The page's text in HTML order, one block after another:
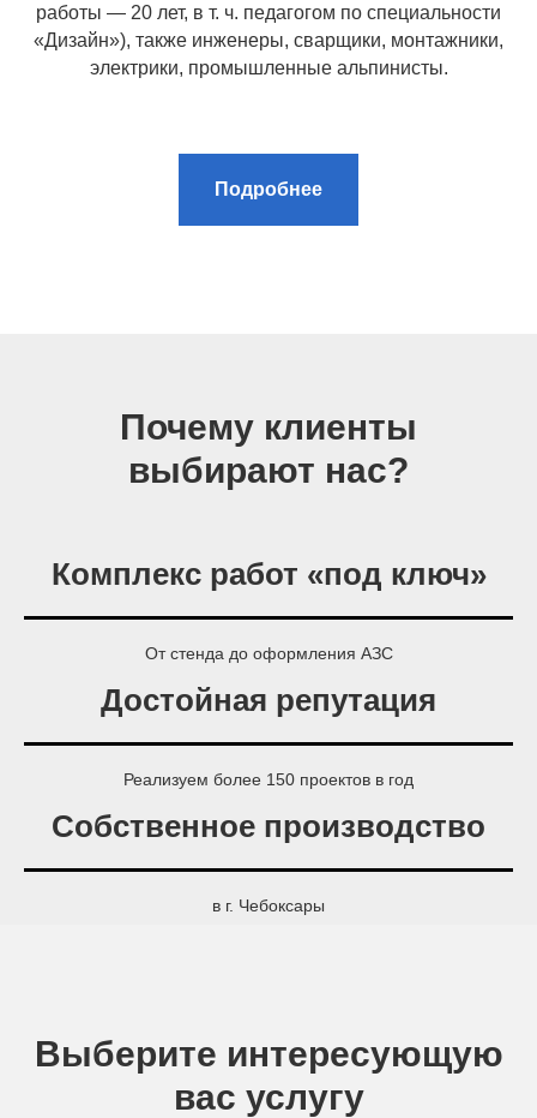
работы — 20 лет, в т. ч. педагогом по специальности
«Дизайн»), также инженеры, сварщики, монтажники,
электрики, промышленные альпинисты.
Подробнее
Почему клиенты
выбирают нас?
Комплекс работ «под ключ»
От стенда до оформления АЗС
Достойная репутация
Реализуем более 150 проектов в год
Собственное производство
в г. Чебоксары
Выберите интересующую
вас услугу